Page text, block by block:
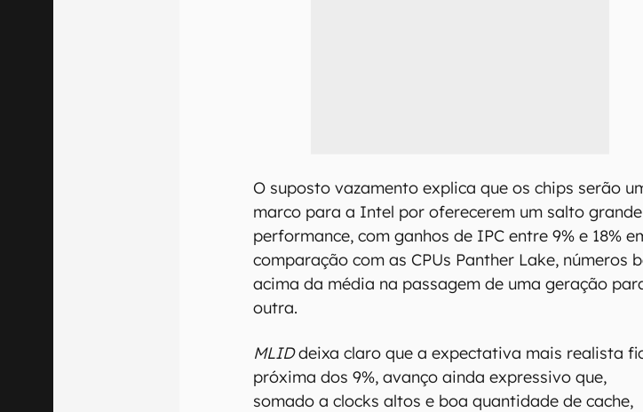
O suposto vazamento explica que os chips serão
marco para a Intel por oferecerem um salto
performance, com ganhos de IPC entre 9% e 18%
comparação com as CPUs Panther Lake, números
acima da média na passagem de uma geração
outra.
MLIDdeixa claro que a expectativa mais realista
próxima dos 9%, avanço ainda expressivo que,
somado a clocks altos e boa quantidade de cache,